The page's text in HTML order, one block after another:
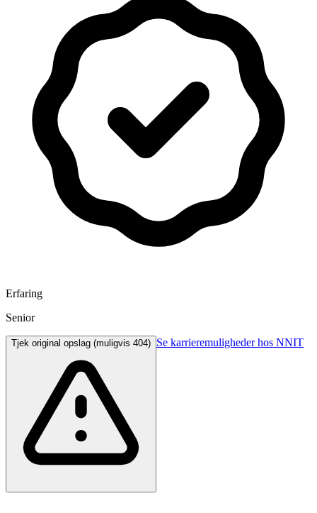
Erfaring
Senior
Tjek original opslag (muligvis 404) Se karrieremuligheder hos NNIT